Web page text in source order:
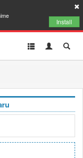
Install
Toggle
Toggle